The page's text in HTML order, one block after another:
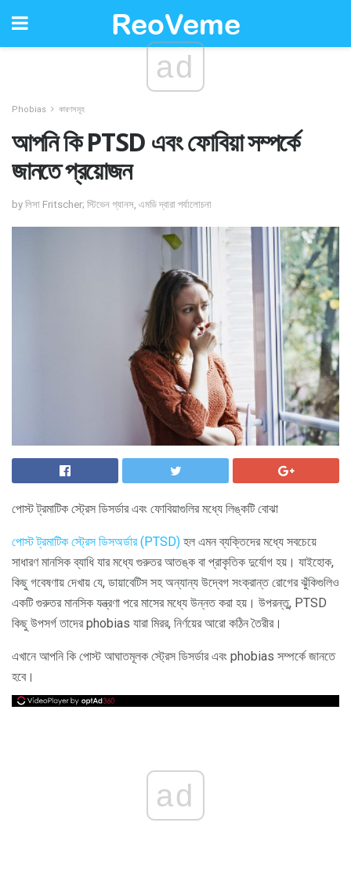
ad
Phobias কারণসমূহ
আপনি কি PTSD এবং ফোবিয়া সম্পর্কে
জানতে প্রয়োজন
by লিসা Fritscher; স্টিভেন গ্যানস, এমডি দ্বারা পর্যালোচনা
পোস্ট ট্রমাটিক স্ট্রেস ডিসর্ডার এবং ফোবিয়াগুলির মধ্যে লিঙ্কটি বোঝা
পোস্ট ট্রমাটিক স্ট্রেস ডিসঅর্ডার (PTSD) হল এমন ব্যক্তিদের মধ্যে সবচেয়ে
সাধারণ মানসিক ব্যাধি যার মধ্যে গুরুতর আতঙ্ক বা প্রাকৃতিক দুর্যোগ হয়। যাইহোক,
কিছু গবেষণায় দেখায় যে, ডায়াবেটিস সহ অন্যান্য উদ্বেগ সংক্রান্ত রোগের ঝুঁকিগুলিও
একটি গুরুতর মানসিক যন্ত্রণা পরে মাসের মধ্যে উন্নত করা হয়। উপরন্তু, PTSD
কিছু উপসর্গ তাদের phobias যারা মিরর, নির্ণয়ের আরো কঠিন তৈরীর।
এখানে আপনি কি পোস্ট আঘাতমূলক স্ট্রেস ডিসর্ডার এবং phobias সম্পর্কে জানতে
হবে।
ad